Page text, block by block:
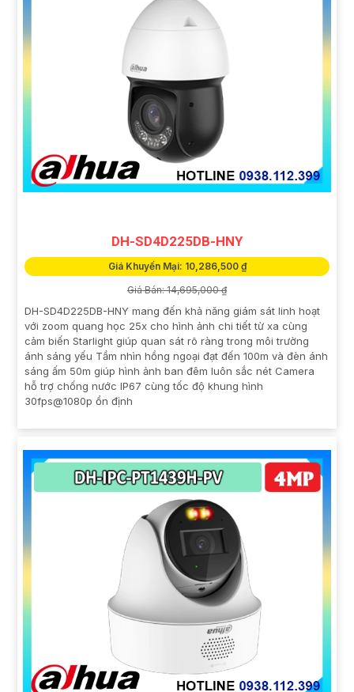
DH-SD4D225DB-HNY
Giá Khuyến Mại: 10,286,500 ₫
Giá Bán: 14,695,000 ₫
DH-SD4D225DB-HNY mang đến khả năng giám sát linh hoạt
với zoom quang học 25x cho hình ảnh chi tiết từ xa cùng
cảm biến Starlight giúp quan sát rõ ràng trong môi trường
ánh sáng yếu Tầm nhìn hồng ngoại đạt đến 100m và đèn ánh
sáng ấm 50m giúp hình ảnh ban đêm luôn sắc nét Camera
hỗ trợ chống nước IP67 cùng tốc độ khung hình
30fps@1080p ổn định